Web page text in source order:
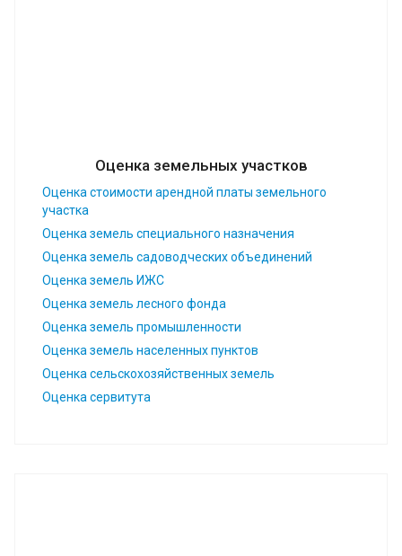
Оценка земельных участков
Оценка стоимости арендной платы земельного
участка
Оценка земель специального назначения
Оценка земель садоводческих объединений
Оценка земель ИЖС
Оценка земель лесного фонда
Оценка земель промышленности
Оценка земель населенных пунктов
Оценка сельскохозяйственных земель
Оценка сервитута